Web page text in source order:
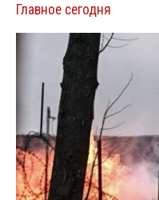
Главное сегодня